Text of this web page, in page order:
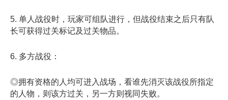
5. 单人战役时，玩家可组队进行，但战役结束之后只有队
长可获得过关标记及过关物品。
6. 多方战役：
◎拥有资格的人均可进入战场，看谁先消灭该战役所指定
的人物，则该方过关，另一方则视同失败。